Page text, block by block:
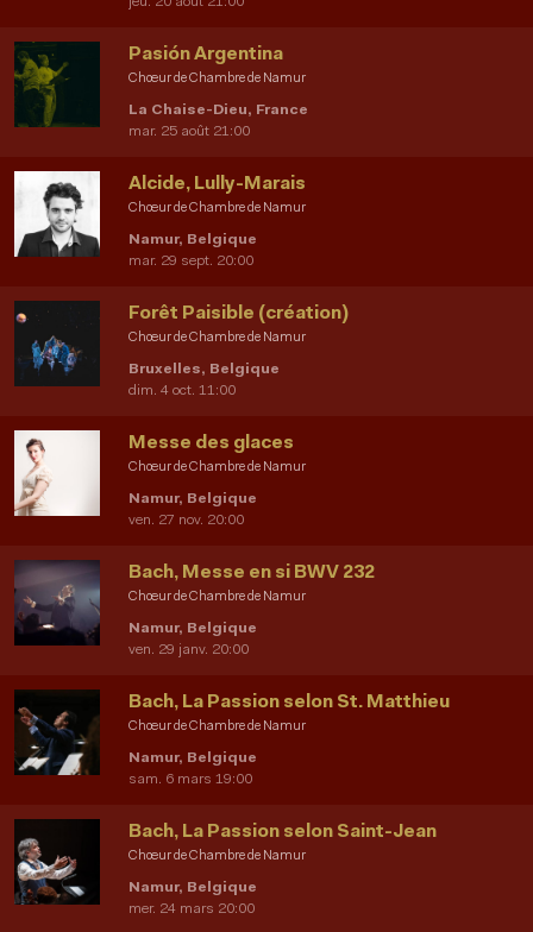
Chœur de Chambre de Namur
Pasión Argentina
La Chaise-Dieu, France
mar. 25 août 21:00
Chœur de Chambre de Namur
Alcide, Lully-Marais
Namur, Belgique
mar. 29 sept. 20:00
Chœur de Chambre de Namur
Forêt Paisible (création)
Bruxelles, Belgique
dim. 4 oct. 11:00
Chœur de Chambre de Namur
Messe des glaces
Namur, Belgique
ven. 27 nov. 20:00
Chœur de Chambre de Namur
Bach, Messe en si BWV 232
Namur, Belgique
ven. 29 janv. 20:00
Chœur de Chambre de Namur
Bach, La Passion selon St. Matthieu
Namur, Belgique
sam. 6 mars 19:00
Chœur de Chambre de Namur
Bach, La Passion selon Saint-Jean
Namur, Belgique
mer. 24 mars 20:00